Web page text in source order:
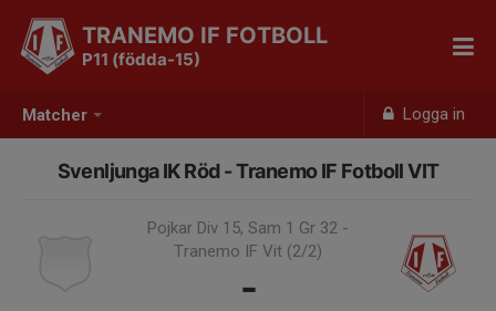
Matcher Logga in
TRANEMO IF FOTBOLL
P11 (födda-15)
Svenljunga IK Röd - Tranemo IF Fotboll VIT
Pojkar Div 15, Sam 1 Gr 32 -
Tranemo IF Vit (2/2)
-